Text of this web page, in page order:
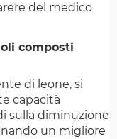
del medico
composti
di leone, si
capacità
sulla diminuzione
un migliore